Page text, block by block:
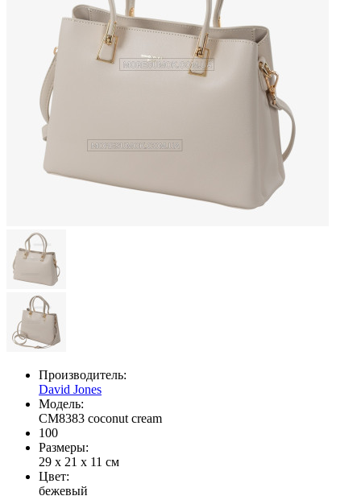
Производитель:
David Jones
Модель:
CM8383 coconut cream
100
Размеры:
29 x 21 x 11 см
Цвет:
бежевый